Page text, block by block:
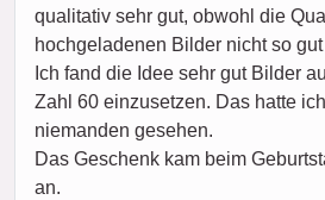
qualitativ sehr gut, obwohl die
hochgeladenen Bilder nicht so gut
Ich fand die Idee sehr gut Bilder
Zahl 60 einzusetzen. Das hatte
niemanden gesehen.
Das Geschenk kam beim
an.